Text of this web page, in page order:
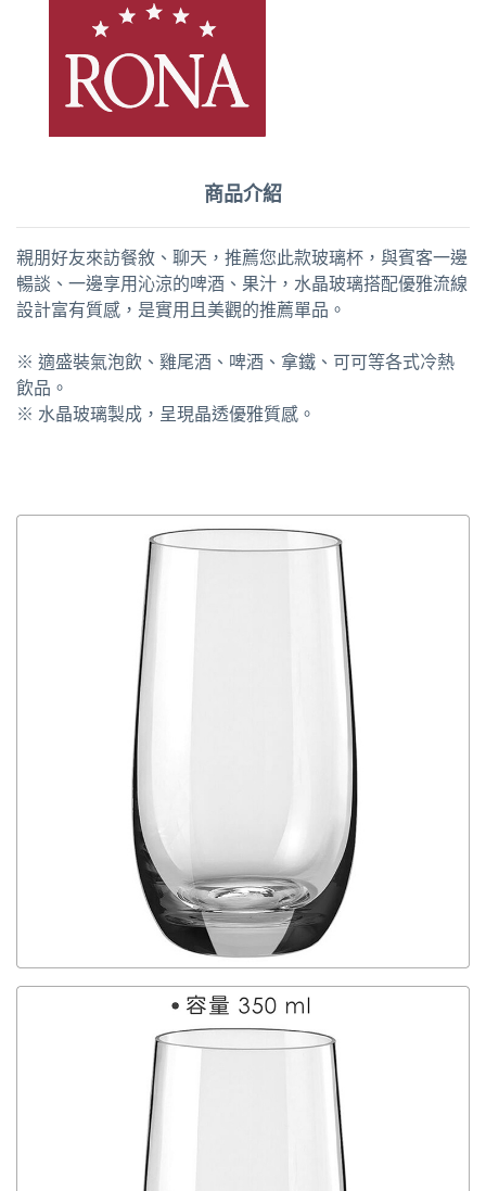
商品介紹
親朋好友來訪餐敘、聊天，推薦您此款玻璃杯，與賓客一邊
暢談、一邊享用沁涼的啤酒、果汁，水晶玻璃搭配優雅流線
設計富有質感，是實用且美觀的推薦單品。
※ 適盛裝氣泡飲、雞尾酒、啤酒、拿鐵、可可等各式冷熱
飲品。
※ 水晶玻璃製成，呈現晶透優雅質感。